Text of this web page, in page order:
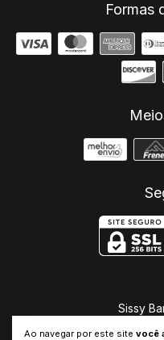
Ao navegar por este site você
Formas
Sissy